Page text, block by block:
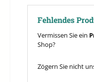
Fehlendes
Vermissen Sie ein
Shop?
Zögern Sie nicht